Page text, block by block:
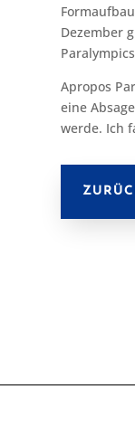
Dezember
Apropos
eine
werde. Ich